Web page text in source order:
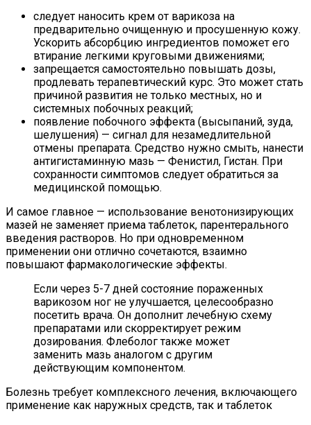
следует наносить крем от варикоза на
предварительно очищенную и просушенную кожу.
Ускорить абсорбцию ингредиентов поможет его
втирание легкими круговыми движениями;
запрещается самостоятельно повышать дозы,
продлевать терапевтический курс. Это может стать
причиной развития не только местных, но и
системных побочных реакций;
появление побочного эффекта (высыпаний, зуда,
шелушения) — сигнал для незамедлительной
отмены препарата. Средство нужно смыть, нанести
антигистаминную мазь — Фенистил, Гистан. При
сохранности симптомов следует обратиться за
медицинской помощью.
И самое главное — использование венотонизирующих
мазей не заменяет приема таблеток, парентерального
введения растворов. Но при одновременном
применении они отлично сочетаются, взаимно
повышают фармакологические эффекты.
Если через 5-7 дней состояние пораженных
варикозом ног не улучшается, целесообразно
посетить врача. Он дополнит лечебную схему
препаратами или скорректирует режим
дозирования. Флеболог также может
заменить мазь аналогом с другим
действующим компонентом.
Болезнь требует комплексного лечения, включающего
применение как наружных средств, так и таблеток